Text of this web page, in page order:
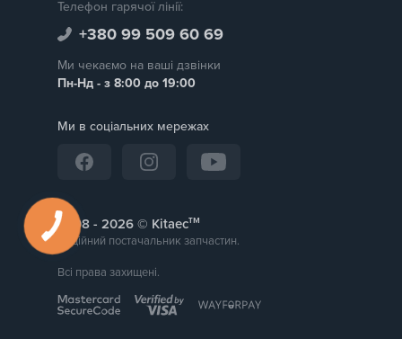
Телефон гарячої лінії:
+380 99 509 60 69
Ми чекаємо на ваші дзвінки
Пн-Нд - з 8:00 до 19:00
Ми в соціальних мережах
2008 - © Kitaecтм
Надійний постачальник запчастин.
Всі права захищені.